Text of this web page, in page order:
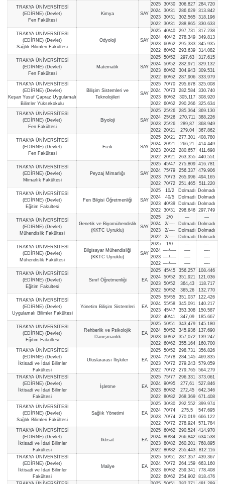
TRAKYA ÜNİVERSİTESİ
(EDİRNE) (Devlet)
Fen Fakültesi
Kimya SAY
2025
2024
2023
2022
30/30
30/31
30/31
30/31
306,827
286,629
302,565
288,865
284.720
313.842
318.196
330.633
TRAKYA ÜNİVERSİTESİ
(EDİRNE) (Devlet)
Sağlık Bilimleri Fakültesi
Odyoloji SAY
2025
2024
2023
2022
40/40
40/42
60/62
60/62
297,731
278,349
295,333
293,639
317.238
349.813
345.935
314.082
TRAKYA ÜNİVERSİTESİ
(EDİRNE) (Devlet)
Fen Fakültesi
Matematik SAY
2025
2024
2023
2022
50/52
50/52
60/62
60/62
297,63
282,971
304,943
287,906
317.615
329.132
309.531
333.979
TRAKYA ÜNİVERSİTESİ
(EDİRNE) (Devlet)
Keşan Yusuf Çapraz Uygulamalı
Bilimler Yüksekokulu
Bilişim Sistemleri ve
Teknolojileri
SAY
2025
2024
2023
2022
70/70
70/73
60/62
60/62
295,678
282,584
305,117
290,266
325.008
330.740
308.920
325.634
TRAKYA ÜNİVERSİTESİ
(EDİRNE) (Devlet)
Fen Fakültesi
Biyoloji SAY
2025
2024
2023
2022
25/26
25/26
25/26
20/21
285,364
270,711
289,87
279,04
369.130
388.226
368.949
367.862
TRAKYA ÜNİVERSİTESİ
(EDİRNE) (Devlet)
Fen Fakültesi
Fizik SAY
2025
2024
2023
2022
20/21
20/21
20/22
20/21
277,301
266,21
280,657
263,355
408.780
414.449
411.698
440.551
TRAKYA ÜNİVERSİTESİ
(EDİRNE) (Devlet)
Mimarlık Fakültesi
Peyzaj Mimarlığı SAY
2025
2024
2023
2022
45/47
75/79
70/73
70/72
275,809
256,337
265,996
251,465
416.781
479.906
494.165
511.220
TRAKYA ÜNİVERSİTESİ
(EDİRNE) (Devlet)
Eğitim Fakültesi
Fen Bilgisi Öğretmenliği SAY
2025
2024
2023
2022
10/2
40/5
40/39
30/31
Dolmadı
Dolmadı
Dolmadı
298,646
Dolmadı
Dolmadı
Dolmadı
297.749
TRAKYA ÜNİVERSİTESİ
(EDİRNE) (Devlet)
Mühendislik Fakültesi
Genetik ve Biyomühendislik
(KKTC Uyruklu)
SAY
2025
2024
2023
2022
2/0
2/—-
2/—-
2/—-
—
Dolmadı
Dolmadı
Dolmadı
—
Dolmadı
Dolmadı
Dolmadı
TRAKYA ÜNİVERSİTESİ
(EDİRNE) (Devlet)
Mühendislik Fakültesi
Bilgisayar Mühendisliği
(KKTC Uyruklu)
SAY
2025
2024
2023
2022
1/0
—-/—-
—-/—-
—-/—-
—
—-
—-
—-
—
—-
—-
—-
TRAKYA ÜNİVERSİTESİ
(EDİRNE) (Devlet)
Eğitim Fakültesi
Sınıf Öğretmenliği EA
2025
2024
2023
2022
45/45
50/52
50/52
50/52
356,257
351,921
364,43
365,26
108.446
121.036
118.717
132.770
TRAKYA ÜNİVERSİTESİ
(EDİRNE) (Devlet)
Uygulamalı Bilimler Fakültesi
Yönetim Bilişim Sistemleri EA
2025
2024
2023
2022
55/55
55/58
45/47
40/41
351,037
345,091
353,308
347,09
122.426
140.217
150.587
185.667
TRAKYA ÜNİVERSİTESİ
(EDİRNE) (Devlet)
Eğitim Fakültesi
Rehberlik ve Psikolojik
Danışmanlık
EA
2025
2024
2023
2022
50/51
50/52
60/62
60/62
343,479
345,936
357,072
355,164
145.180
137.690
139.247
160.700
TRAKYA ÜNİVERSİTESİ
(EDİRNE) (Devlet)
İktisadi ve İdari Bilimler
Fakültesi
Uluslararası İlişkiler EA
2025
2024
2023
2022
50/52
75/78
70/72
70/72
298,731
284,145
279,243
279,765
356.826
469.835
579.059
564.279
TRAKYA ÜNİVERSİTESİ
(EDİRNE) (Devlet)
İktisadi ve İdari Bilimler
Fakültesi
İşletme EA
2025
2024
2023
2022
75/77
90/95
80/82
80/82
296,331
277,61
272,45
268,369
373.061
527.846
642.346
671.408
TRAKYA ÜNİVERSİTESİ
(EDİRNE) (Devlet)
Sağlık Bilimleri Fakültesi
Sağlık Yönetimi EA
2025
2024
2023
2022
30/30
70/74
70/74
70/72
292,552
275,5
270,019
278,924
399.974
547.695
666.122
571.784
TRAKYA ÜNİVERSİTESİ
(EDİRNE) (Devlet)
İktisadi ve İdari Bilimler
Fakültesi
İktisat EA
2025
2024
2023
2022
60/62
80/84
80/82
80/82
290,524
266,842
260,201
255,443
414.970
634.538
768.895
812.116
TRAKYA ÜNİVERSİTESİ
(EDİRNE) (Devlet)
İktisadi ve İdari Bilimler
Fakültesi
Maliye EA
2025
2024
2023
2022
50/51
70/72
60/62
60/62
287,357
264,159
259,341
254,902
439.367
663.160
778.408
818.476